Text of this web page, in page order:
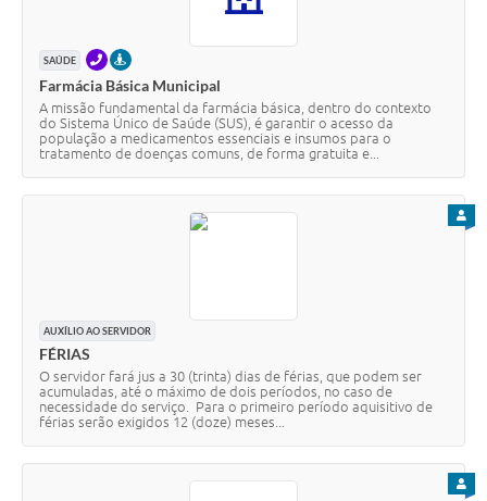
SAÚDE TELEFONEPRESENCIAL
Farmácia Básica Municipal
A missão fundamental da farmácia básica, dentro do contexto
do Sistema Único de Saúde (SUS), é garantir o acesso da
população a medicamentos essenciais e insumos para o
tratamento de doenças comuns, de forma gratuita e...
AUXÍLIO AO SERVIDOR
FÉRIAS
O servidor fará jus a 30 (trinta) dias de férias, que podem ser
acumuladas, até o máximo de dois períodos, no caso de
necessidade do serviço. Para o primeiro período aquisitivo de
férias serão exigidos 12 (doze) meses...